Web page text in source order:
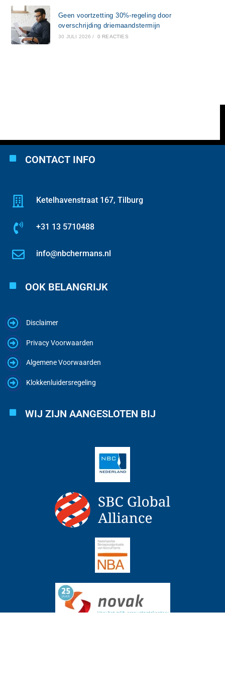
Geen voortzetting 30%-regeling door
overschrijding driemaandstermijn
30 JULI 2026 / 0 REACTIES
CONTACT INFO
Ketelhavenstraat 167, Tilburg
+31 13 5710488
info@nbchermans.nl
OOK BELANGRIJK
Disclaimer
Privacy Voorwaarden
Algemene Voorwaarden
Klokkenluidersregeling
WIJ ZIJN AANGESLOTEN BIJ